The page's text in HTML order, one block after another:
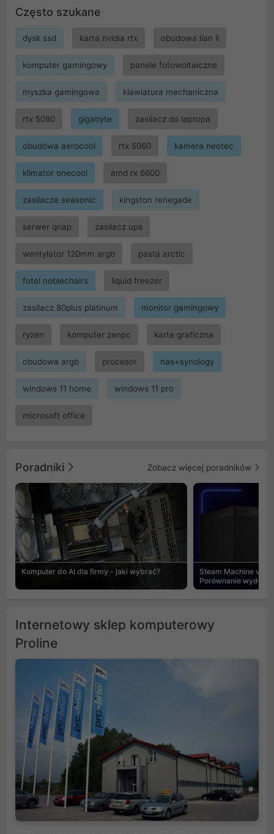
Często szukane
dysk ssd karta nvidia rtx obudowa lian li
komputer gamingowy panele fotowoltaiczne
myszka gamingowa klawiatura mechaniczna
rtx 5080 gigabyte zasilacz do laptopa
obudowa aerocool rtx 5060 kamera neotec
klimator onecool amd rx 6600
zasilacze seasonic kingston renegade
serwer qnap zasilacz ups
wentylator 120mm argb pasta arctic
fotel noblechairs liquid freezer
zasilacz 80plus platinum monitor gamingowy
ryzen komputer zenpc karta graficzna
obudowa argb procesor nas+synology
windows 11 home windows 11 pro
microsoft office
Poradniki Zobacz więcej poradników
Komputer do AI dla firmy - jaki wybrać?
Steam Machine vs
Porównanie
Internetowy sklep komputerowy
Proline